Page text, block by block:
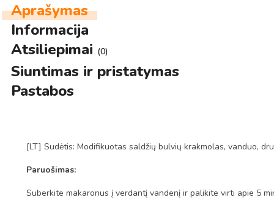
Aprašymas
Informacija
Atsiliepimai (0)
Siuntimas ir pristatymas
Pastabos
[LT] Sudėtis: Modifikuotas saldžių bulvių krakmolas, vanduo,
Paruošimas:
Suberkite makaronus į verdantį vandenį ir palikite virti apie 5